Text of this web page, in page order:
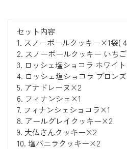
セット内容
1. スノーボールクッキー×1袋(
2. スノーボールクッキー いち
3. ロッシェ塩ショコラ ホワイ
4. ロッシェ塩ショコラ ブロン
5. アナドレーヌ×2
6. フィナンシェ×1
7. フィナンシェショコラ×1
8. アールグレイクッキー×2
9. 大仏さんクッキー×2
10. 塩バニラクッキー×2